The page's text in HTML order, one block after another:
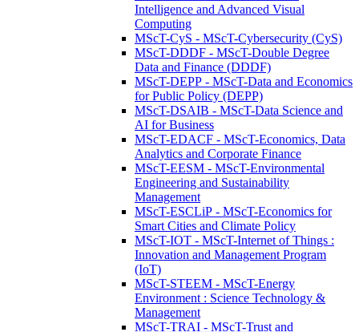
Intelligence and Advanced Visual
Computing
MScT-CyS - MScT-Cybersecurity (CyS)
MScT-DDDF - MScT-Double Degree
Data and Finance (DDDF)
MScT-DEPP - MScT-Data and Economics
for Public Policy (DEPP)
MScT-DSAIB - MScT-Data Science and
AI for Business
MScT-EDACF - MScT-Economics, Data
Analytics and Corporate Finance
MScT-EESM - MScT-Environmental
Engineering and Sustainability
Management
MScT-ESCLiP - MScT-Economics for
Smart Cities and Climate Policy
MScT-IOT - MScT-Internet of Things :
Innovation and Management Program
(IoT)
MScT-STEEM - MScT-Energy
Environment : Science Technology &
Management
MScT-TRAI - MScT-Trust and